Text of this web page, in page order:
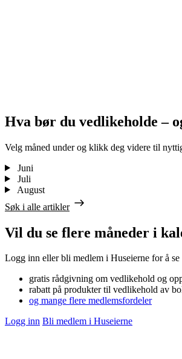
Hva bør du vedlikeholde –
Velg måned under og klikk deg videre til
Juni
Juli
August
Søk i alle artikler
Vil du se flere måneder i
Logg inn eller bli medlem i Huseierne for å
gratis rådgivning om vedlikehold og
rabatt på produkter til vedlikehold av
og mange flere medlemsfordeler
Logg inn Bli medlem i Huseierne